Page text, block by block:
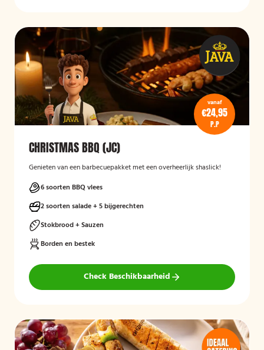
vanaf
€24,95
P.P
CHRISTMAS BBQ (JC)
Genieten van een barbecuepakket met een overheerlijk shaslick!
6 soorten BBQ vlees
2 soorten salade + 5 bijgerechten
Stokbrood + Sauzen
Borden en bestek
Check Beschikbaarheid